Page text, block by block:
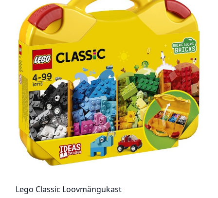
Lego Classic Loovmängukast